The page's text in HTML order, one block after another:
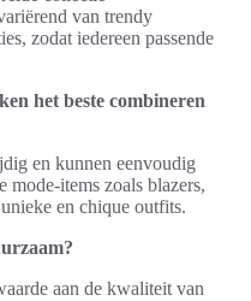
van trendy
zodat iedereen passende
het beste combineren
en kunnen eenvoudig
mode-items zoals blazers,
en chique outfits.
aan de kwaliteit van